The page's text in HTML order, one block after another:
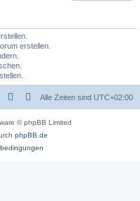
erstellen.
Alle Zeiten sind UTC+02:00
© phpBB Limited
phpBB.de